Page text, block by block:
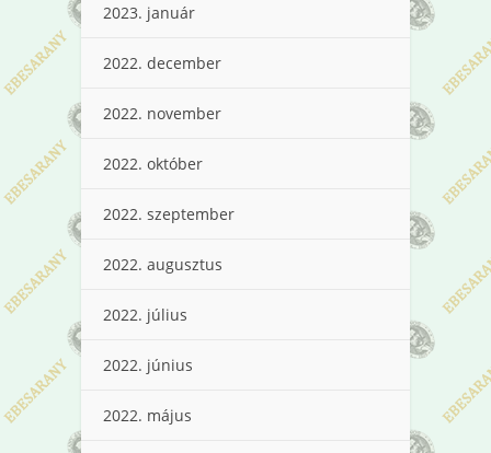
2023. január
2022. december
2022. november
2022. október
2022. szeptember
2022. augusztus
2022. július
2022. június
2022. május